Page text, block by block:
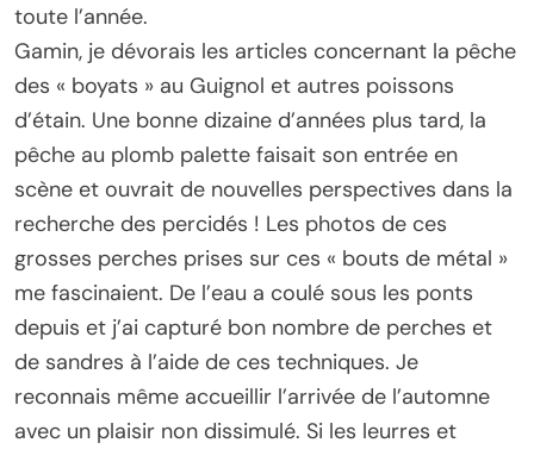
toute l’année.
Gamin, je dévorais les articles concernant la pêche
des « boyats » au Guignol et autres poissons
d’étain. Une bonne dizaine d’années plus tard, la
pêche au plomb palette faisait son entrée en
scène et ouvrait de nouvelles perspectives dans la
recherche des percidés ! Les photos de ces
grosses perches prises sur ces « bouts de métal »
me fascinaient. De l’eau a coulé sous les ponts
depuis et j’ai capturé bon nombre de perches et
de sandres à l’aide de ces techniques. Je
reconnais même accueillir l’arrivée de l’automne
avec un plaisir non dissimulé. Si les leurres et